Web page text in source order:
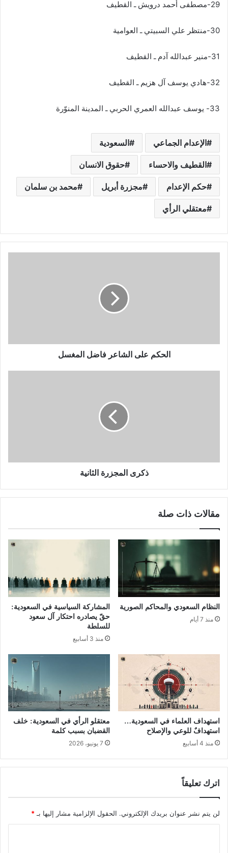
29-مصطفى أحمد درويش ـ القطيف
30-منتظر علي السبيتي ـ العوامية
31-منير عبدالله آدم ـ القطيف
32-هادي يوسف آل هزيم ـ القطيف
33- يوسف عبدالله العمري الحربي ـ المدينة المنوّرة
الإعدام الجماعي السعودية
القطيف والاحساء حقوق الانسان
حكم الإعدام مجزرة أبريل محمد بن سلمان
معتقلي الرأي
الحكم على الشاعر فاضل المغسل
ذكرى المجزرة الثانية
مقالات ذات صلة
النظام السعودي والمحاكم الصورية
منذ 7 أيام
المشاركة السياسية في السعودية:
حقّ يصادره احتكار آل سعود
للسلطة
منذ 3 أسابيع
استهداف العلماء في السعودية…
استهدافٌ للوعي والإصلاح
منذ 4 أسابيع
معتقلو الرأي في السعودية: خلف
القضبان بسبب كلمة
7 يونيو، 2026
اترك تعليقاً
لن يتم نشر عنوان بريدك الإلكتروني. الحقول الإلزامية مشار إليها بـ*